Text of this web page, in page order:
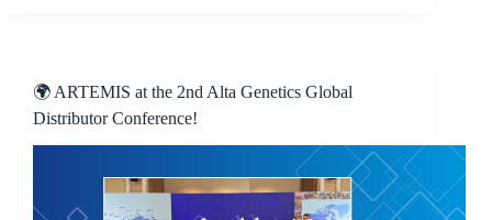
🌍 ARTEMIS at the 2nd Alta Genetics Global
Distributor Conference!